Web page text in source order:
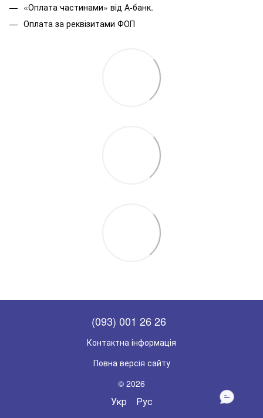
«Оплата частинами» від А-банк.
Оплата за реквізитами ФОП
(093) 001 26 26
Контактна інформація
Повна версія сайту
© 2026
Укр Рус
НАПИШІТЬ
НАМ